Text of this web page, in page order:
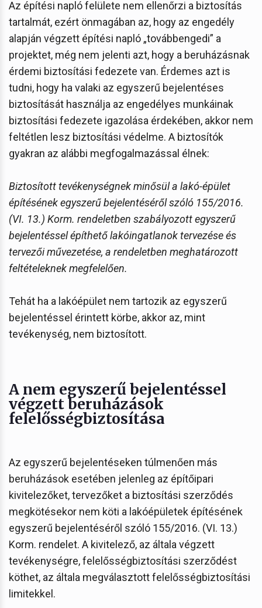
Az építési napló felülete nem ellenőrzi a biztosítás
tartalmát, ezért önmagában az, hogy az engedély
alapján végzett építési napló „továbbengedi” a
projektet, még nem jelenti azt, hogy a beruházásnak
érdemi biztosítási fedezete van. Érdemes azt is
tudni, hogy ha valaki az egyszerű bejelentéses
biztosítását használja az engedélyes munkáinak
biztosítási fedezete igazolása érdekében, akkor nem
feltétlen lesz biztosítási védelme. A biztosítók
gyakran az alábbi megfogalmazással élnek:
Biztosított tevékenységnek minősül a lakó-épület
építésének egyszerű bejelentéséről szóló 155/2016.
(VI. 13.) Korm. rendeletben szabályozott egyszerű
bejelentéssel építhető lakóingatlanok tervezése és
tervezői művezetése, a rendeletben meghatározott
feltételeknek megfelelően.
Tehát ha a lakóépület nem tartozik az egyszerű
bejelentéssel érintett körbe, akkor az, mint
tevékenység, nem biztosított.
A nem egyszerű bejelentéssel
végzett beruházások
felelősségbiztosítása
Az egyszerű bejelentéseken túlmenően más
beruházások esetében jelenleg az építőipari
kivitelezőket, tervezőket a biztosítási szerződés
megkötésekor nem köti a lakóépületek építésének
egyszerű bejelentéséről szóló 155/2016. (VI. 13.)
Korm. rendelet. A kivitelező, az általa végzett
tevékenységre, felelősségbiztosítási szerződést
köthet, az általa megválasztott felelősségbiztosítási
limitekkel.